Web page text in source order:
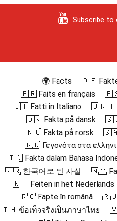
Subscribe to
🌍 Facts
🇩🇪
🇫🇷 Faits en français
🇪🇸
🇮🇹 Fatti in Italiano
🇧🇷 🇵🇹
🇩🇰 Fakta på dansk
🇸🇪
🇳🇴 Fakta på norsk
🇬🇷 Γεγονότα στα
🇮🇩 Fakta dalam Bahasa
🇰🇷 한국어로 된 사실
🇲🇾
🇳🇱 Feiten in het Nederlands
🇷🇴 Fapte în română
🇷🇺
🇹🇭 ข้อเท็จจริงเป็นภาษาไทย